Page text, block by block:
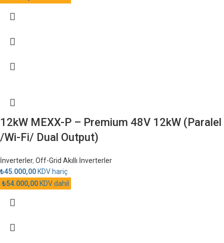
12kW MEXX-P – Premium 48V 12kW (Paralel
/Wi-Fi/ Dual Output)
İnverterler, Off-Grid Akıllı İnverterler
₺45.000,00KDV hariç
₺54.000,00KDV dahil